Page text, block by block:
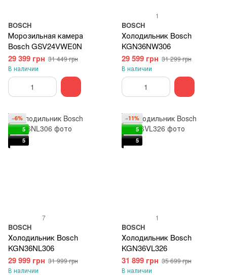
BOSCH
Морозильная камера
Bosch GSV24VWE0N
29 399 грн 31 449 грн
В наличии
1
BOSCH
Холодильник Bosch
KGN36NW306
29 599 грн 31 299 грн
В наличии
−6%
5
5
7
BOSCH
Холодильник Bosch
KGN36NL306
29 999 грн 31 999 грн
В наличии
−11%
5
5
1
BOSCH
Холодильник Bosch
KGN36VL326
31 899 грн 35 699 грн
В наличии